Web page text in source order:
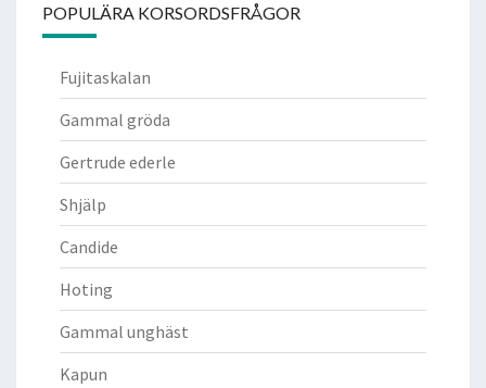
POPULÄRA KORSORDSFRÅGOR
Fujitaskalan
Gammal gröda
Gertrude ederle
Shjälp
Candide
Hoting
Gammal unghäst
Kapun